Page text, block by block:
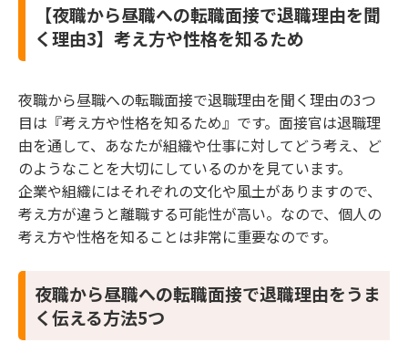
【夜職から昼職への転職面接で退職理由を聞
く理由3】考え方や性格を知るため
夜職から昼職への転職面接で退職理由を聞く理由の3つ
目は『考え方や性格を知るため』です。面接官は退職理
由を通して、あなたが組織や仕事に対してどう考え、ど
のようなことを大切にしているのかを見ています。
企業や組織にはそれぞれの文化や風土がありますので、
考え方が違うと離職する可能性が高い。なので、個人の
考え方や性格を知ることは非常に重要なのです。
夜職から昼職への転職面接で退職理由をうま
く伝える方法5つ